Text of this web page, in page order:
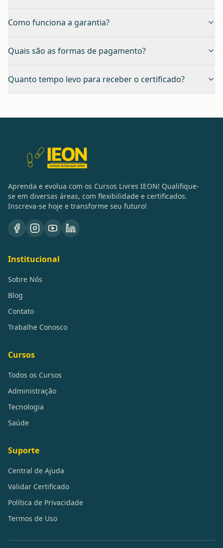
Como funciona a garantia?
Quais são as formas de pagamento?
Quanto tempo levo para receber o certificado?
Aprenda e evolua com os Cursos Livres IEON! Qualifique-
se em diversas áreas, com flexibilidade e certificados.
Inscreva-se hoje e transforme seu futuro!
Institucional
Sobre Nós
Blog
Contato
Trabalhe Conosco
Cursos
Todos os Cursos
Administração
Tecnologia
Saúde
Suporte
Central de Ajuda
Validar Certificado
Política de Privacidade
Termos de Uso